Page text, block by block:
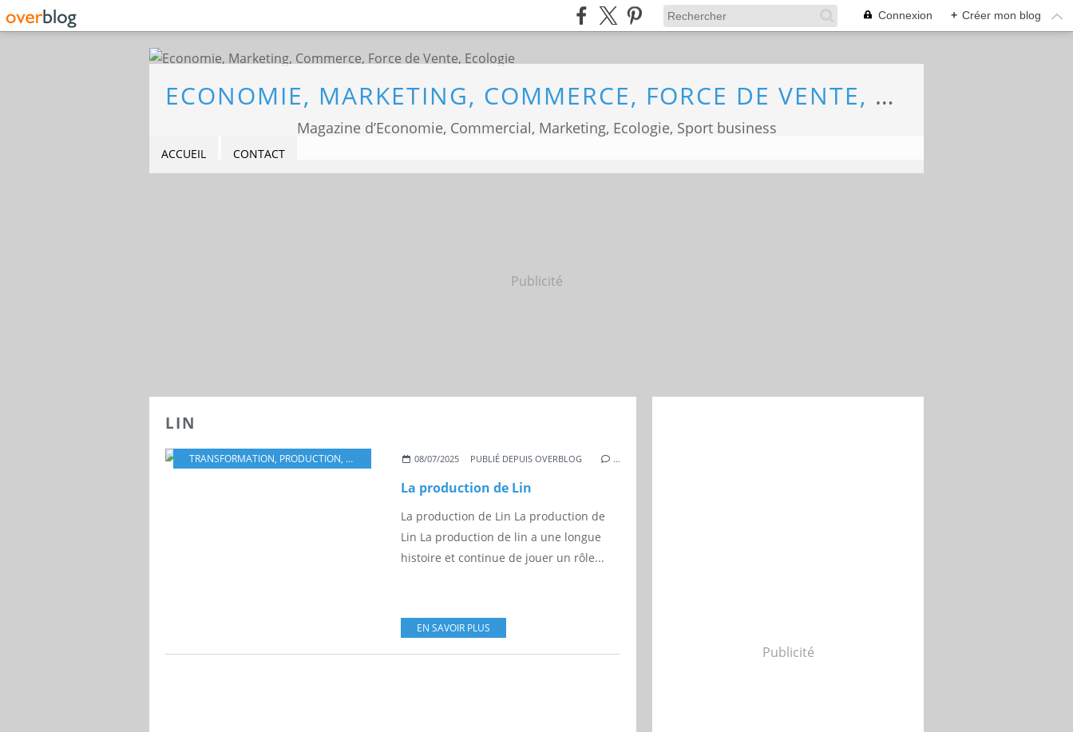
Connexion + Créer mon blog
ECONOMIE, MARKETING, COMMERCE, FORCE DE VENTE, ECOLOGIE
Magazine d’Economie, Commercial, Marketing, Ecologie, Sport business
ACCUEIL CONTACT
Publicité
LIN
TRANSFORMATION, PRODUCTION, LIN AGRICULTURE08/07/2025 PUBLIÉ DEPUIS OVERBLOG …
La production de Lin
La production de Lin La production de
Lin La production de lin a une longue
histoire et continue de jouer un rôle...
EN SAVOIR PLUS
Publicité